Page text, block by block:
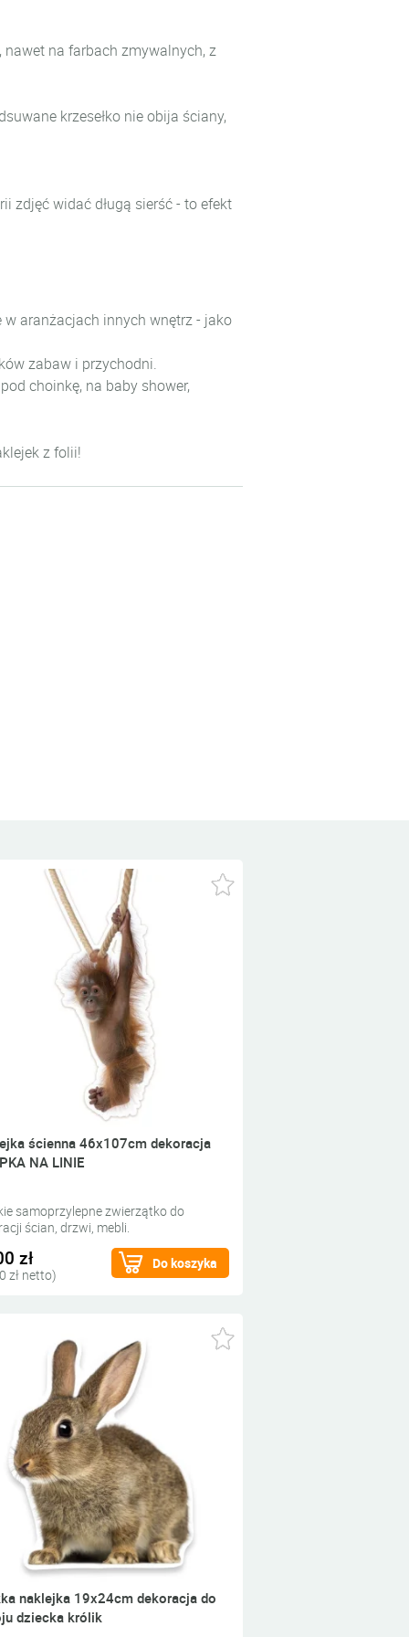
na farbach zmywalnych, z
krzesełko nie obija ściany,
zdjęć widać długą sierść - to efekt
aranżacjach innych wnętrz - jako
zabaw i przychodni.
choinkę, na baby shower,
z folii!
ścienna 46x107cm dekoracja
NA LINIE
samoprzylepne zwierzątko do
ścian, drzwi, mebli.
zł
zł netto)
Do koszyka
naklejka 19x24cm dekoracja do
dziecka królik